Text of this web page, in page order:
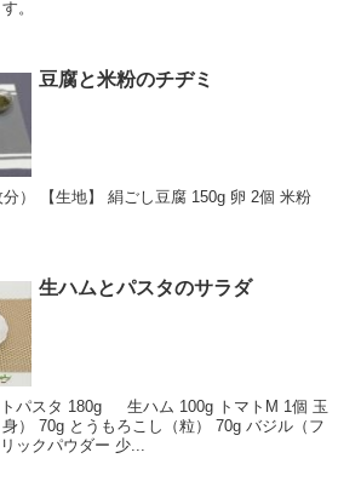
。
豆腐と米粉のチヂミ
） 【生地】 絹ごし豆腐 150g 卵 2個 米粉
生ハムとパスタのサラダ
トパスタ 180g 生ハム 100g トマトM 1個 玉
） 70g とうもろこし（粒） 70g バジル（フ
ックパウダー 少...